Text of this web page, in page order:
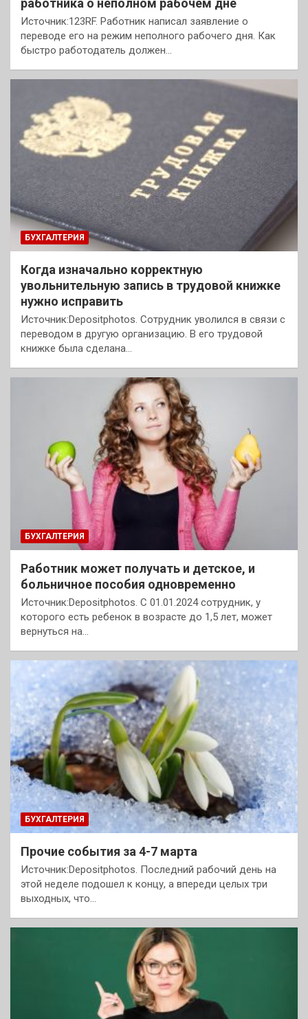
Источник:123RF. Работник написал заявление о
переводе его на режим неполного рабочего дня. Как
быстро работодатель должен…
БУХГАЛТЕРИЯ
Когда изначально корректную
увольнительную запись в трудовой книжке
нужно исправить
Источник:Depositphotos. Сотрудник уволился в связи с
переводом в другую организацию. В его трудовой
книжке была сделана…
БУХГАЛТЕРИЯ
Работник может получать и детское, и
больничное пособия одновременно
Источник:Depositphotos. С 01.01.2024 сотрудник, у
которого есть ребенок в возрасте до 1,5 лет, может
вернуться на…
БУХГАЛТЕРИЯ
Прочие события за 4-7 марта
Источник:Depositphotos. Последний рабочий день на
этой неделе подошел к концу, а впереди целых три
выходных, что…